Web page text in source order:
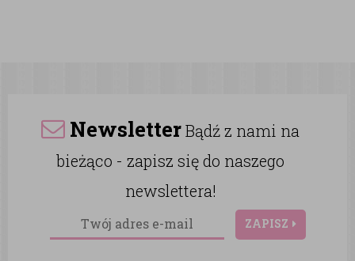
NewsletterBądź z nami na
bieżąco - zapisz się do naszego
newslettera!
ZAPISZ